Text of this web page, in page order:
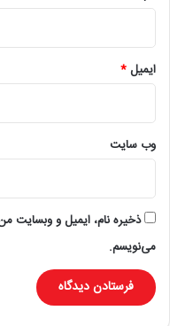
ایمیل*
وب‌ سایت
ذخیره نام، ایمیل و وبسایت
می‌نویسم.